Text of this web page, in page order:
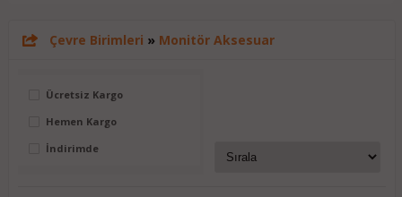
Çevre Birimleri » Monitör Aksesuar
Ücretsiz Kargo
Hemen Kargo
İndirimde